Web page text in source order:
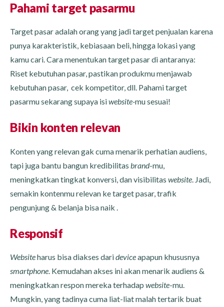
Pahami target pasarmu
Target pasar adalah orang yang jadi target penjualan karena
punya karakteristik, kebiasaan beli, hingga lokasi yang
kamu cari. Cara menentukan target pasar di antaranya:
Riset kebutuhan pasar, pastikan produkmu menjawab
kebutuhan pasar, cek kompetitor, dll. Pahami target
pasarmu sekarang supaya isiwebsite-mu sesuai!
Bikin konten relevan
Konten yang relevan gak cuma menarik perhatian audiens,
tapi juga bantu bangun kredibilitas brand-mu,
meningkatkan tingkat konversi, dan visibilitas website . Jadi,
semakin kontenmu relevan ke target pasar, trafik
pengunjung & belanja bisa naik .
Responsif
Websiteharus bisa diakses darideviceapapun khususnya
smartphone . Kemudahan akses ini akan menarik audiens &
meningkatkan respon mereka terhadap website-mu.
Mungkin, yang tadinya cuma liat-liat malah tertarik buat